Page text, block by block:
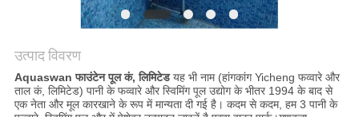
उत्पाद विवरण
Aquaswan फाउंटेन पूल कं, लिमिटेडयह भी नाम (हांगकांग Yicheng फव्वारे और
ताल कं, लिमिटेड) पानी के फव्वारे और स्विमिंग पूल उद्योग के भीतर 1994 के बाद से
एक नेता और मूल कारखाने के रूप में मान्यता दी गई है। कदम से कदम, हम 3 पानी के